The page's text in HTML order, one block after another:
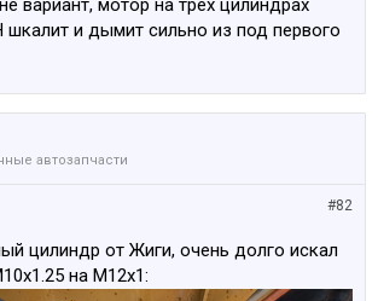
вариант, мотор на трёх цилиндрах
шкалит и дымит сильно из под первого
автозапчасти
#82
цилиндр от Жиги, очень долго искал
на M12x1: